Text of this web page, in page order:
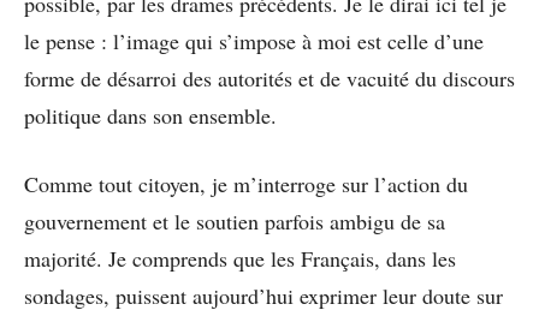
le pense : l’image qui s’impose à moi est celle d’une
forme de désarroi des autorités et de vacuité du discours
politique dans son ensemble.
Comme tout citoyen, je m’interroge sur l’action du
gouvernement et le soutien parfois ambigu de sa
majorité. Je comprends que les Français, dans les
sondages, puissent aujourd’hui exprimer leur doute sur